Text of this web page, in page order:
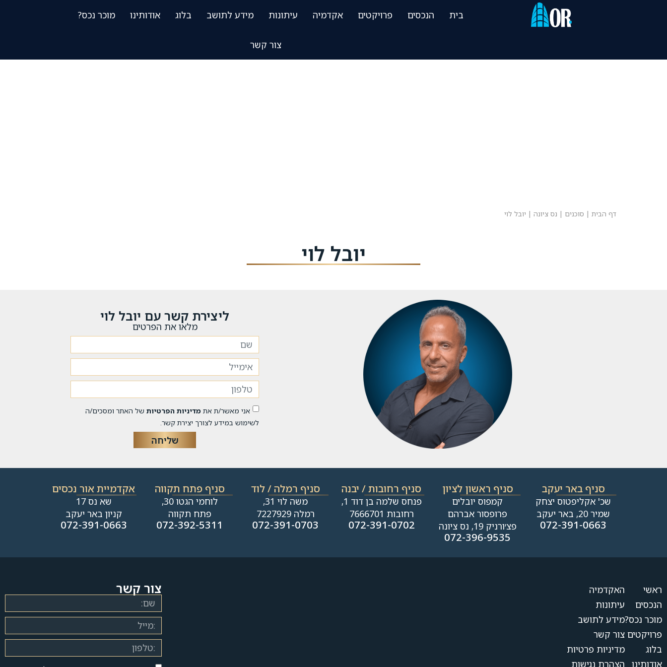
בית הנכסים פרויקטים אקדמיה עיתונות מידע לתושב בלוג אודותינו מוכר נכס?
צור קשר
דף הבית | סוכנים | נס ציונה | יובל לוי
יובל לוי
ליצירת קשר עם יובל לוי
מלאו את הפרטים
אני מאשר/ת את מדיניות הפרטיות של האתר ומסכים/ה
לשימוש במידע לצורך יצירת קשר.
שליחה
סניף באר יעקב
שכ' אקליפטוס יצחק
שמיר 20, באר יעקב
072-391-0663
סניף ראשון לציון
קמפוס יובלים
פרופסור אברהם
פצ׳ורניק 19, נס ציונה
072-396-9535
סניף רחובות / יבנה​
פנחס שלמה בן דוד 1,
רחובות 7666701
072-391-0702
סניף רמלה / לוד
משה לוי 31,
רמלה 7227929
072-391-0703
סניף פתח תקווה
לוחמי הגטו 30,
פתח תקווה
072-392-5311
אקדמיית אור נכסים
שא נס 17
קניון באר יעקב
072-391-0663
ראשי
הנכסים
מוכר נכס?
פרויקטים
בלוג
אודותינו
האקדמיה
עיתונות
מידע לתושב
צור קשר
מדיניות פרטיות
הצהרת נגישות
צור קשר